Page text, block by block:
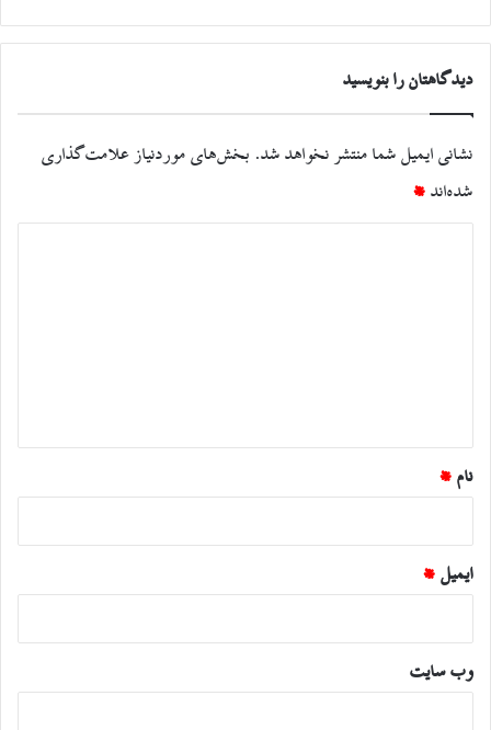
دیدگاهتان را بنویسید
نشانی ایمیل شما منتشر نخواهد شد. بخش‌های موردنیاز علامت‌گذاری
شده‌اند *
نام *
ایمیل *
وب‌ سایت